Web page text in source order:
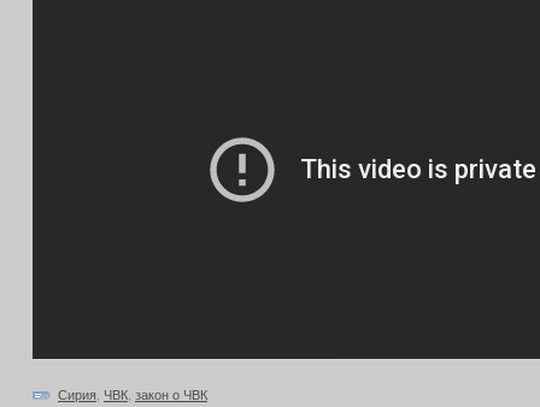
Сирия ЧВК закон о ЧВК